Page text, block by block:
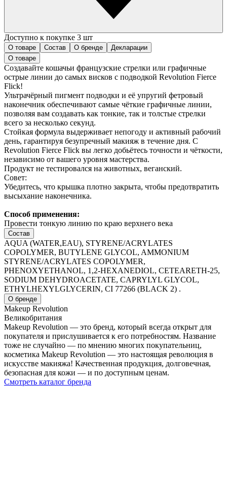
Доступно к покупке 3 шт
О товаре Состав О бренде
Декларации
О товаре
Создавайте кошачьи французские стрелки или графичные
острые линии до самых висков с подводкой Revolution Fierce
Flick!
Ультрачёрный пигмент подводки и её упругий фетровый
наконечник обеспечивают самые чёткие графичные линии,
позволяя вам создавать как тонкие, так и толстые стрелки
всего за несколько секунд.
Стойкая формула выдерживает непогоду и активный рабочий
день, гарантируя безупречный макияж в течение дня. С
Revolution Fierce Flick вы легко добьётесь точности и чёткости,
независимо от вашего уровня мастерства.
Продукт не тестировался на животных, веганский.
Совет:
Убедитесь, что крышка плотно закрыта, чтобы предотвратить
высыхание наконечника.
Способ применения:
Провести тонкую линию по краю верхнего века
Состав
AQUA (WATER,EAU), STYRENE/ACRYLATES
COPOLYMER, BUTYLENE GLYCOL, AMMONIUM
STYRENE/ACRYLATES COPOLYMER,
PHENOXYETHANOL, 1,2-HEXANEDIOL, CETEARETH-25,
SODIUM DEHYDROACETATE, CAPRYLYL GLYCOL,
ETHYLHEXYLGLYCERIN, CI 77266 (BLACK 2) .
О бренде
Makeup Revolution
Великобритания
Makeup Revolution — это бренд, который всегда открыт для
покупателя и прислушивается к его потребностям. Название
тоже не случайно — по мнению многих покупательниц,
косметика Makeup Revolution — это настоящая революция в
искусстве макияжа! Качественная продукция, долговечная,
безопасная для кожи — и по доступным ценам.
Смотреть каталог бренда